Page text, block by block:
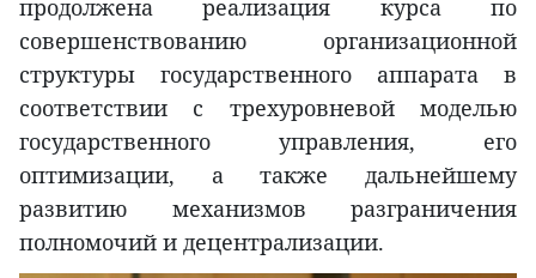
продолжена реализация курса по
совершенствованию организационной
структуры государственного аппарата в
соответствии с трехуровневой моделью
государственного управления, его
оптимизации, а также дальнейшему
развитию механизмов разграничения
полномочий и децентрализации.